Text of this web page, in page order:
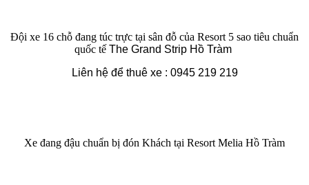
Đội xe 16 chỗ đang túc trực tại sân đỗ của Resort 5 sao tiêu chuẩn
quốc tế The Grand Strip Hồ Tràm
Liên hệ để thuê xe : 0945 219 219
Xe đang đậu chuẩn bị đón Khách tại Resort Melia Hồ Tràm